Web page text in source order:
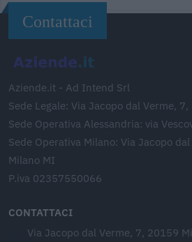
Contattaci
Aziende.it - Ad Intend Srl
Sede Legale: Via Jacopo dal Verme,
Sede Operativa Alessandria: via
Sede Operativa Milano: Via Jacopo
Milano MI
P.iva 02357550066
CONTATTACI
Via Jacopo dal Verme, 7, 20159